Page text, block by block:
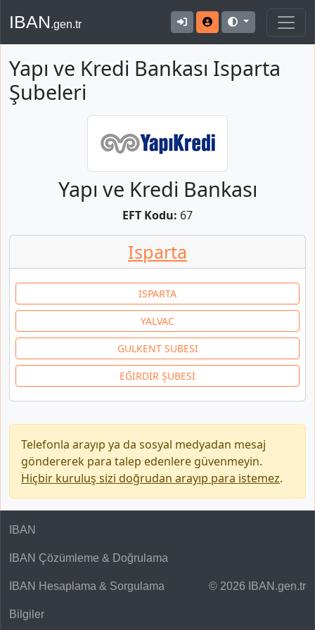
IBAN.gen.tr
Yapı ve Kredi Bankası Isparta
Şubeleri
Yapı ve Kredi Bankası
EFT Kodu: 67
Isparta
ISPARTA
YALVAC
GULKENT SUBESI
EĞİRDİR ŞUBESİ
Telefonla arayıp ya da sosyal medyadan mesaj
göndererek para talep edenlere güvenmeyin.
Hiçbir kuruluş sizi doğrudan arayıp para istemez.
© 2026 IBAN.gen.tr
IBAN
IBAN Çözümleme & Doğrulama
IBAN Hesaplama & Sorgulama
Bilgiler